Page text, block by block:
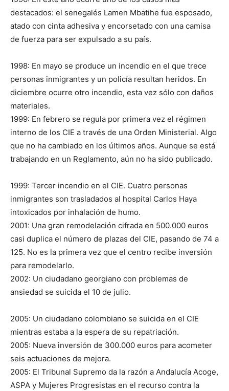
destacados: el senegalés Lamen Mbatihe fue esposado,
atado con cinta adhesiva y encorsetado con una camisa
de fuerza para ser expulsado a su país.
1998: En mayo se produce un incendio en el que trece
personas inmigrantes y un policía resultan heridos. En
diciembre ocurre otro incendio, esta vez sólo con daños
materiales.
1999: En febrero se regula por primera vez el régimen
interno de los CIE a través de una Orden Ministerial. Algo
que no ha cambiado en los últimos años. Aunque se está
trabajando en un Reglamento, aún no ha sido publicado.
1999: Tercer incendio en el CIE. Cuatro personas
inmigrantes son trasladados al hospital Carlos Haya
intoxicados por inhalación de humo.
2001: Una gran remodelación cifrada en 500.000 euros
casi duplica el número de plazas del CIE, pasando de 74 a
125. No es la primera vez que el centro recibe inversión
para remodelarlo.
2002: Un ciudadano georgiano con problemas de
ansiedad se suicida el 10 de julio.
2005: Un ciudadano colombiano se suicida en el CIE
mientras estaba a la espera de su repatriación.
2005: Nueva inversión de 300.000 euros para acometer
seis actuaciones de mejora.
2005: El Tribunal Supremo da la razón a Andalucía Acoge,
ASPA y Mujeres Progresistas en el recurso contra la